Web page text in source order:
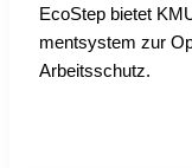
EcoS­tep bie­tet
ment­sys­tem zur
Arbeits­schutz.